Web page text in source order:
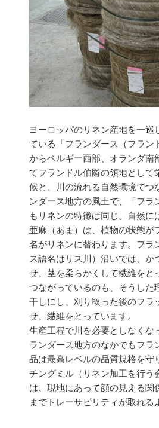
ヨーロッパのリネン産地を一
ている「フランダース（フラン
からベルギー西部、オランダ南
てフランドル伯爵の領地として
候と、川の流れる自然環境でつ
ンダース地方の風土で、「フ
もリネンの特徴は同じ。自然に
亜麻（あま）は、植物の状態
名がリネンに替わります。フラ
ス語名はリス川）沿いでは、
せ、茎を柔らかくして繊維をと
つながっているのも、そうした
干しにし、刈り取った後のフラ
せ、繊維をとっています。
生産工程で川を必要としなくな
ランダース地方のなかでもフ
品は最高レベルの品質規格を守
チングミル（リネン加工を行う
は、現地にあって顔の見える
までトレーサビリティが取れ